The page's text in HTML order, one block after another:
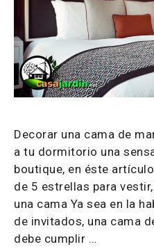
Decorar una cama de
a tu dormitorio una
boutique, en éste
de 5 estrellas para
una cama Ya sea en la
de invitados, una cama
debe cumplir …